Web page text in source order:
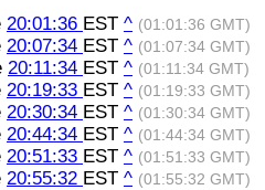
20:01:36 EST ^ (01:01:36 GMT)
20:07:34 EST ^ (01:07:34 GMT)
20:11:34 EST ^ (01:11:34 GMT)
20:19:33 EST ^ (01:19:33 GMT)
20:30:34 EST ^ (01:30:34 GMT)
20:44:34 EST ^ (01:44:34 GMT)
20:51:33 EST ^ (01:51:33 GMT)
20:55:32 EST ^ (01:55:32 GMT)